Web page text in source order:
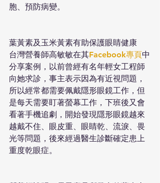
胞、預防病變。
葉黃素及玉米黃素有助保護眼睛健康
台灣營養師高敏敏在其Facebook專頁中
分享案例，以前曾經有名年輕女工程師
向她求診，事主表示因為有近視問題，
所以經常都需要佩戴隱形眼鏡工作，但
是每天需要盯著螢幕工作，下班後又會
看著手機追劇，開始發現隱形眼鏡越來
越戴不住、眼皮重、眼睛乾、流淚、畏
光等問題，後來經過醫生診斷確定患上
重度乾眼症。